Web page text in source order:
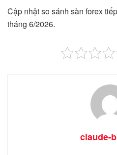
Cập nhật so sánh sàn forex
tháng 6/2026.
claude-